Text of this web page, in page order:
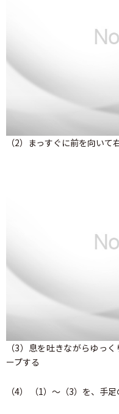
（2）まっすぐに前を向いて
（3）息を吐きながらゆっ
ープする
（4） （1）～（3）を、手